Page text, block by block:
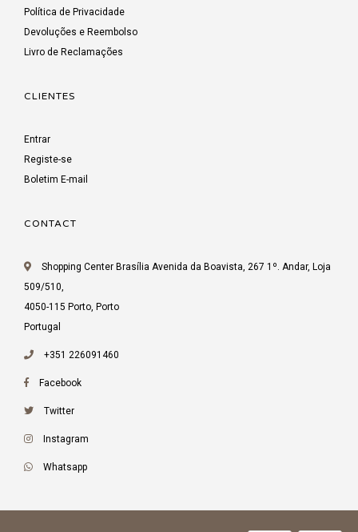
Política de Privacidade
Devoluções e Reembolso
Livro de Reclamações
CLIENTES
Entrar
Registe-se
Boletim E-mail
CONTACT
Shopping Center Brasília Avenida da Boavista, 267 1º. Andar, Loja
509/510,
4050-115 Porto, Porto
Portugal
+351 226091460
Facebook
Twitter
Instagram
Whatsapp